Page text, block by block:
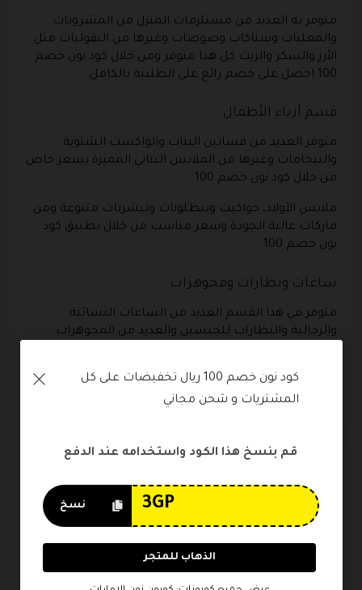
متوفر به العديد من مستلزمات المنزل من المشروبات
والمعلبات وسناكات وصوصات وغيرها من البقوليات مثل
الأرز والسكر والزيت كل هذا متوفر ومن خلال كود نون خصم
100 احصل على خصم رائع على الطلبية بالكامل.
قسم أزياء الأطفال
متوفر العديد من فساتين البنات والواكست الشتوية
والبيجامات وغيرها من الملابس البناني المميزة بسعر خاص
من خلال كود نون خصم 100.
ملابس الأولاد، جواكيت وبنطلونات وتيشرتات متنوعة ومن
ماركات عالية الجودة وسعر مناسب من خلال تطبيق كود
نون خصم 100.
ساعات ونظارات ومجوهرات
متوفر في هذا القسم العديد من الساعات النسائية
والرجالية والنظارات للجنسين والعديد من المجوهرات
نون وعبر تطبيق كود نون خصم 100، احصلي عليهم بسعر
مناسب للغاية .
خصم ١٠٠ ريال نون كوبون خصم نون 100 ريال
كوبون خصم نون 200 ريال
كود خصم نون 100
المشتريات و شحن مجاني
قم بنسخ هذا الكود واستخدامه عند الدفع
نسخ
الذهاب للمتجر